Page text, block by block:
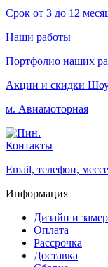
Срок от 3 до 12
Наши работы
Портфолио наших
Акции и скидки
м. Авиамоторная
Контакты
Email, телефон,
Информация
Дизайн и замер
Оплата
Рассрочка
Доставка